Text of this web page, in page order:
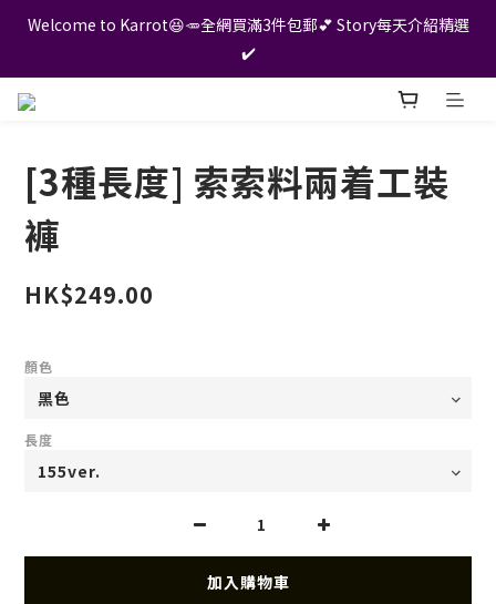
Welcome to Karrot😆🥕全網買滿3件包郵💕 Story每天介紹精選
✔️
[3種長度] 索索料兩着工裝
褲
HK$249.00
顏色
長度
加入購物車